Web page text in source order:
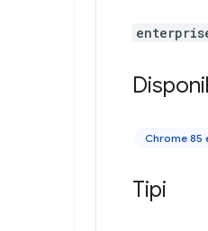
Chrome 85
Tipi